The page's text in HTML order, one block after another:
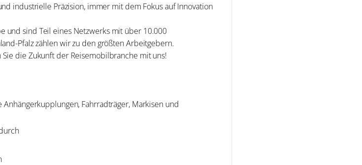
industrielle Präzision, immer mit dem Fokus auf Innovation
und sind Teil eines Netzwerks mit über 10.000
Pfalz zählen wir zu den größten Arbeitgebern.
die Zukunft der Reisemobilbranche mit uns!
Fahrradträger, Markisen und